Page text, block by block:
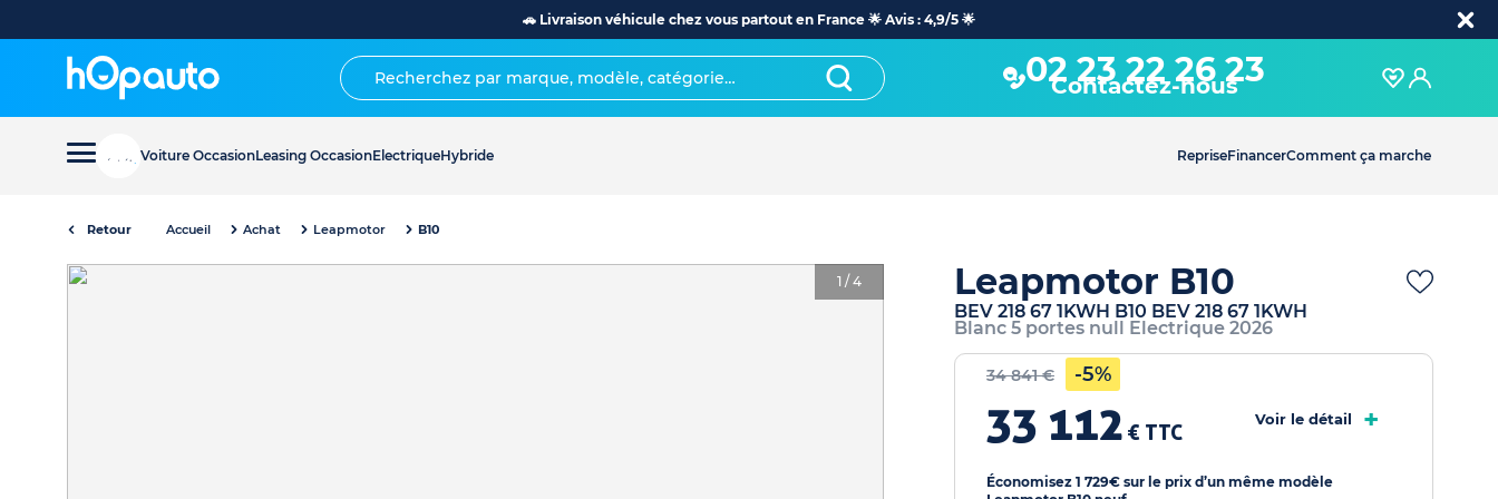
🚗 Livraison véhicule chez vous partout en France 🌟 Avis : 4,9/5 🌟
02 23 22 26 23
Contactez-nous
Voiture OccasionLeasing OccasionElectriqueHybride RepriseFinancerComment ça marche
Retour Accueil Achat Leapmotor B10
1 / 4 Leapmotor B10
BEV 218 67 1KWH B10 BEV 218 67 1KWH
Blanc 5 portes null Electrique 2026
34 841 € -5%
33 112 € TTC
Voir le détail +
Économisez 1 729€ sur le prix d’un même modèle